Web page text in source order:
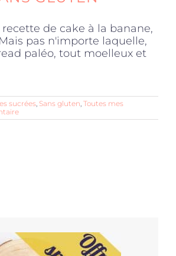
de cake à la banane,
pas n'importe laquelle,
paléo, tout moelleux et
sucrées Sans gluten Toutes mes